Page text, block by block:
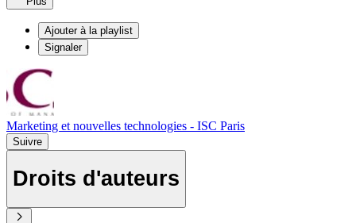
Ajouter à la playlist
Signaler
Marketing et nouvelles technologies - ISC Paris
Suivre
Droits d'auteurs